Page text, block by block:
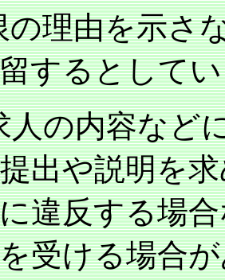
の理由を示さ
するとして
人の内容など
出や説明を
違反する場
受ける場合